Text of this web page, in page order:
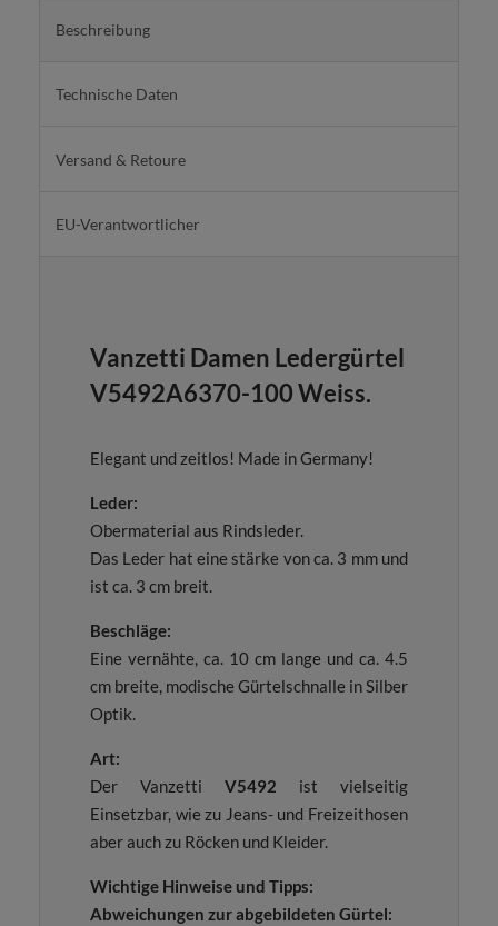
Beschreibung
Technische Daten
Versand & Retoure
EU-Verantwortlicher
Vanzetti Damen Ledergürtel
V5492A6370-100 Weiss.
Elegant und zeitlos! Made in Germany!
Leder:
Obermaterial aus Rindsleder.
Das Leder hat eine stärke von ca. 3 mm und
ist ca. 3 cm breit.
Beschläge:
Eine vernähte, ca. 10 cm lange und ca. 4.5
cm breite, modische Gürtelschnalle in Silber
Optik.
Art:
Der Vanzetti V5492 ist vielseitig
Einsetzbar, wie zu Jeans- und Freizeithosen
aber auch zu Röcken und Kleider.
Wichtige Hinweise und Tipps:
Abweichungen zur abgebildeten Gürtel: